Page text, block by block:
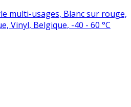
multi-usages, Blanc sur rouge,
Vinyl, Belgique, -40 - 60 °C